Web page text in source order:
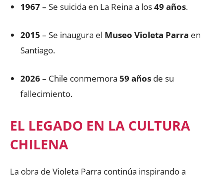
1967– Se suicida en La Reina a los49 años.
2015 – Se inaugura el Museo Violeta Parra en
Santiago.
2026– Chile conmemora 59 años de su
fallecimiento.
EL LEGADO EN LA CULTURA
CHILENA
La obra de Violeta Parra continúa inspirando a